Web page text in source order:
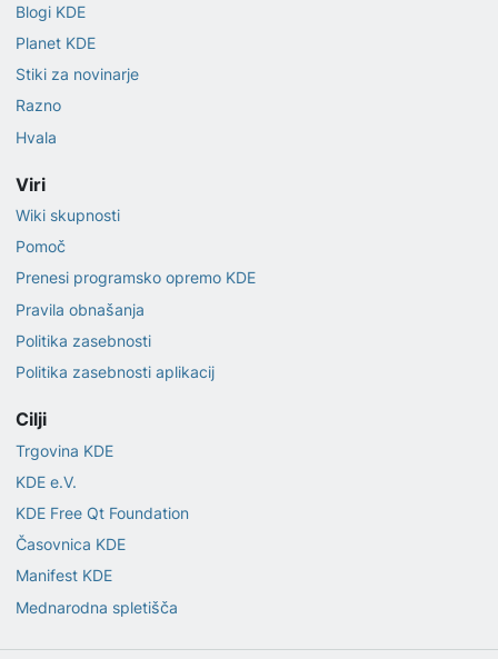
Blogi KDE
Planet KDE
Stiki za novinarje
Razno
Hvala
Viri
Wiki skupnosti
Pomoč
Prenesi programsko opremo KDE
Pravila obnašanja
Politika zasebnosti
Politika zasebnosti aplikacij
Cilji
Trgovina KDE
KDE e.V.
KDE Free Qt Foundation
Časovnica KDE
Manifest KDE
Mednarodna spletišča